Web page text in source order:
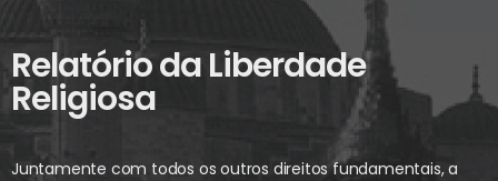
Relatório da Liberdade
Religiosa
Juntamente com todos os outros direitos fundamentais, a